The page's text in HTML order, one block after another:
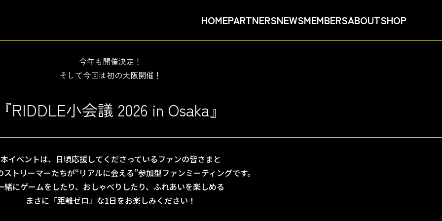
HOMEPARTNERSNEWSMEMBERSABOUTSHOP
今年も開催決定！
そして今回は初の大阪開催！
RIDDLE小会議 2026 in Osaka』
本イベントは、日頃応援してくださっているファンの皆さまと
トリーマーたちが“リアルに会える”参加型ファンミーティングです。
緒にゲームをしたり、おしゃべりしたり、ふれあいを楽しめる
まさに「距離ゼロ」な1日をお楽しみください！